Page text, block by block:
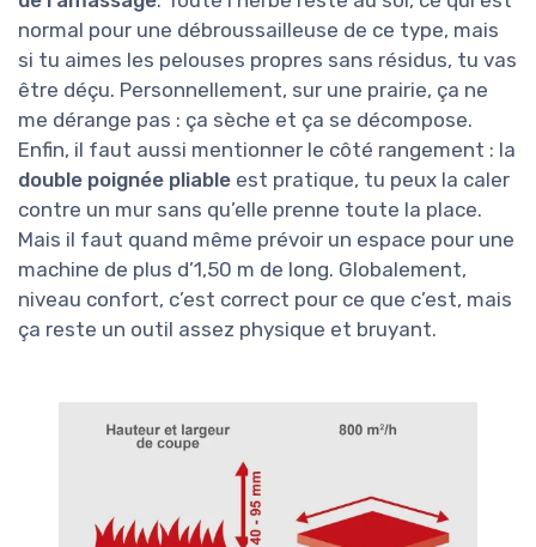
Le réglagecontinu de la hauteur de coupe (40
à 95 mm)est un plus niveau confort d’usage.
Tu peux te mettre un peu plus haut quand
l’herbe est très dense, histoire de ne pas forcer
comme un bourrin, puis redescendre un peu si
tu veux un résultat plus ras. Le réglage n’est
pas ultra sophistiqué mais il se fait sans y
passer 10 minutes, et tu n’as pas à retourner la
machine dans tous les sens. Niveau démarrage,
le "Easy Start" aide un peu : à froid, il faut
parfois deux ou trois coups de lanceur, mais ça
bac de ramassage. Toute l’herbe reste au sol,
ce qui est normal pour une débroussailleuse de
ce type, mais si tu aimes les pelouses propres
sans résidus, tu vas être déçu.